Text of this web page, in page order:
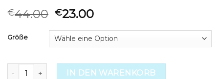
€44.00 €23.00
Größe
trachtenstrickjacke damen Menge
IN DEN WARENKORB